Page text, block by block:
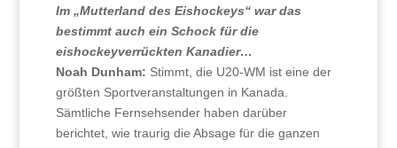
Im „Mutterland des Eishockeys“ war das
bestimmt auch ein Schock für die
eishockeyverrückten Kanadier…
Noah Dunham: Stimmt, die U20-WM ist eine der
größten Sportveranstaltungen in Kanada.
Sämtliche Fernsehsender haben darüber
berichtet, wie traurig die Absage für die ganzen